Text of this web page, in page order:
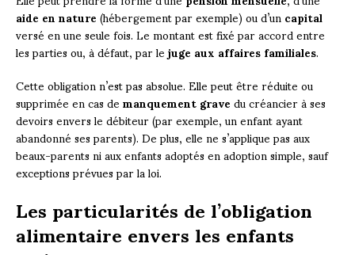
aide en nature(hébergement par exemple) ou d’uncapital
versé en une seule fois. Le montant est fixé par accord entre
les parties ou, à défaut, par lejuge aux affaires familiales.
Cette obligation n’est pas absolue. Elle peut être réduite ou
supprimée en cas demanquement gravedu créancier à ses
devoirs envers le débiteur (par exemple, un enfant ayant
abandonné ses parents). De plus, elle ne s’applique pas aux
beaux-parents ni aux enfants adoptés en adoption simple, sauf
exceptions prévues par la loi.
Les particularités de l’obligation
alimentaire envers les enfants